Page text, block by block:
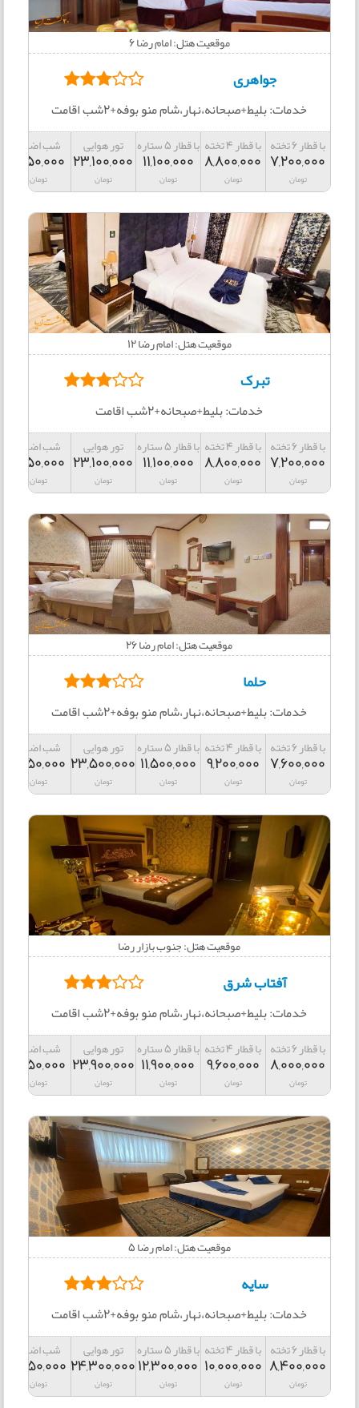
موقعیت هتل: امام رضا 6
جواهری
خدمات: بلیط+صبحانه،نهار،شام منو بوفه+2شب اقامت
با قطار 6 تخته
7,200,000
تومان
با قطار 4 تخته
8,800,000
تومان
با قطار 5 ستاره
11,100,000
تومان
تور هوایی
23,100,000
تومان
شب اضافه
1,850,000
تومان
موقعیت هتل: امام رضا 12
تبرک
خدمات: بلیط+صبحانه+2شب اقامت
با قطار 6 تخته
7,200,000
تومان
با قطار 4 تخته
8,800,000
تومان
با قطار 5 ستاره
11,100,000
تومان
تور هوایی
23,100,000
تومان
شب اضافه
1,850,000
تومان
موقعیت هتل: امام رضا 26
حلما
خدمات: بلیط+صبحانه،نهار،شام منو بوفه+2شب اقامت
با قطار 6 تخته
7,600,000
تومان
با قطار 4 تخته
9,200,000
تومان
با قطار 5 ستاره
11,500,000
تومان
تور هوایی
23,500,000
تومان
شب اضافه
2,050,000
تومان
موقعیت هتل: جنوب بازار رضا
آفتاب شرق
خدمات: بلیط+صبحانه،نهار،شام منو بوفه+2شب اقامت
با قطار 6 تخته
8,000,000
تومان
با قطار 4 تخته
9,600,000
تومان
با قطار 5 ستاره
11,900,000
تومان
تور هوایی
23,900,000
تومان
شب اضافه
2,250,000
تومان
موقعیت هتل: امام رضا 5
سایه
خدمات: بلیط+صبحانه،نهار،شام منو بوفه+2شب اقامت
با قطار 6 تخته
8,400,000
تومان
با قطار 4 تخته
10,000,000
تومان
با قطار 5 ستاره
12,300,000
تومان
تور هوایی
24,300,000
تومان
شب اضافه
2,450,000
تومان